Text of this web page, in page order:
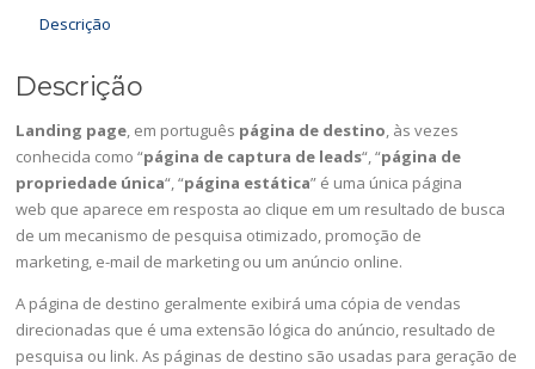
Descrição
Descrição
Landing page, em português página de destino, às vezes
conhecida como “página de captura de leads“, “página de
propriedade única“, “página estática” é uma única página
web que aparece em resposta ao clique em um resultado de busca
de um mecanismo de pesquisa otimizado, promoção de
marketing, e-mail de marketing ou um anúncio online.
A página de destino geralmente exibirá uma cópia de vendas
direcionadas que é uma extensão lógica do anúncio, resultado de
pesquisa ou link. As páginas de destino são usadas para geração de